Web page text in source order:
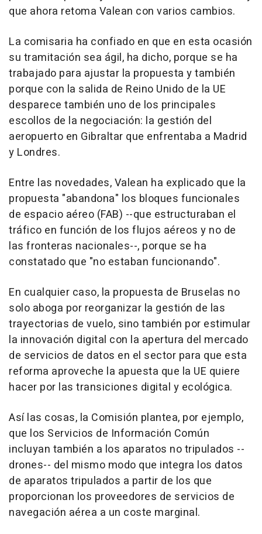
que ahora retoma Valean con varios cambios.
La comisaria ha confiado en que en esta ocasión
su tramitación sea ágil, ha dicho, porque se ha
trabajado para ajustar la propuesta y también
porque con la salida de Reino Unido de la UE
desparece también uno de los principales
escollos de la negociación: la gestión del
aeropuerto en Gibraltar que enfrentaba a Madrid
y Londres.
Entre las novedades, Valean ha explicado que la
propuesta "abandona" los bloques funcionales
de espacio aéreo (FAB) --que estructuraban el
tráfico en función de los flujos aéreos y no de
las fronteras nacionales--, porque se ha
constatado que "no estaban funcionando".
En cualquier caso, la propuesta de Bruselas no
solo aboga por reorganizar la gestión de las
trayectorias de vuelo, sino también por estimular
la innovación digital con la apertura del mercado
de servicios de datos en el sector para que esta
reforma aproveche la apuesta que la UE quiere
hacer por las transiciones digital y ecológica.
Así las cosas, la Comisión plantea, por ejemplo,
que los Servicios de Información Común
incluyan también a los aparatos no tripulados --
drones-- del mismo modo que integra los datos
de aparatos tripulados a partir de los que
proporcionan los proveedores de servicios de
navegación aérea a un coste marginal.